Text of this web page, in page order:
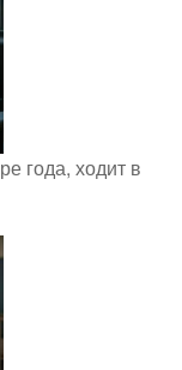
года, ходит в